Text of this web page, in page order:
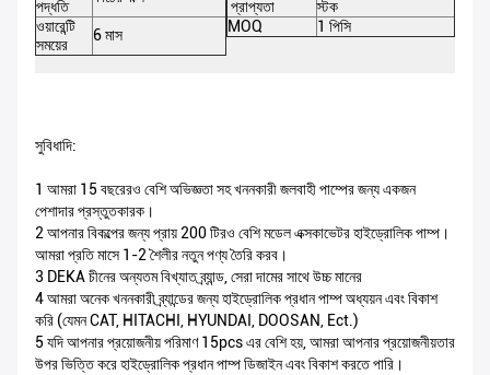
পদ্ধতি
ওয়ারেন্টি
সময়ের
6 মাস
প্রাপ্যতা
স্টক
MOQ
1 পিসি
সুবিধাদি:
1 আমরা 15 বছরেরও বেশি অভিজ্ঞতা সহ খননকারী জলবাহী পাম্পের জন্য একজন
পেশাদার প্রস্তুতকারক।
2 আপনার বিকল্পের জন্য প্রায় 200 টিরও বেশি মডেল এক্সকাভেটর হাইড্রোলিক পাম্প।
আমরা প্রতি মাসে 1-2 শৈলীর নতুন পণ্য তৈরি করব।
3 DEKA চীনের অন্যতম বিখ্যাত ব্র্যান্ড, সেরা দামের সাথে উচ্চ মানের
4 আমরা অনেক খননকারী ব্র্যান্ডের জন্য হাইড্রোলিক প্রধান পাম্প অধ্যয়ন এবং বিকাশ
করি (যেমন CAT, HITACHI, HYUNDAI, DOOSAN, Ect.)
5 যদি আপনার প্রয়োজনীয় পরিমাণ 15pcs এর বেশি হয়, আমরা আপনার প্রয়োজনীয়তার
উপর ভিত্তি করে হাইড্রোলিক প্রধান পাম্প ডিজাইন এবং বিকাশ করতে পারি।